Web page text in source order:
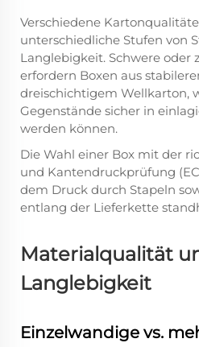
Verschiedene
unterschiedliche Stufen von
Langlebigkeit. Schwere oder
erfordern Boxen aus
dreischichtigem Wellkarton,
Gegenstände sicher in
werden können.
Die Wahl einer Box mit der
und Kantendruckprüfung
dem Druck durch Stapeln
entlang der Lieferkette
Materialqualität
Langlebigkeit
Einzelwandige vs.